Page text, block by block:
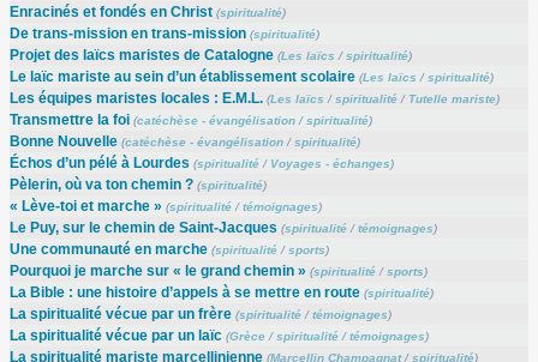
Enracinés et fondés en Christ (spiritualité)
De trans-mission en trans-mission (spiritualité)
Projet des laïcs maristes de Catalogne (Les laïcs / spiritualité)
Le laïc mariste au sein d’un établissement scolaire (Les laïcs /spiritualité)
Les équipes maristes locales : E.M.L. (Les laïcs / spiritualité/ Tutelle mariste)
Transmettre la foi (catéchèse - évangélisation/spiritualité)
Bonne Nouvelle (catéchèse - évangélisation/ spiritualité)
Échos d’un pélé à Lourdes (spiritualité/ Voyages - échanges)
Pèlerin, où va ton chemin ? (spiritualité)
« Lève-toi et marche » (spiritualité/témoignages)
Le Puy, sur le chemin de Saint-Jacques (spiritualité/témoignages)
Une communauté en marche (spiritualité/sports)
Pourquoi je marche sur « le grand chemin » (spiritualité/ sports)
La Bible : une histoire d’appels à se mettre en route (spiritualité)
La spiritualité vécue par un frère (spiritualité/témoignages)
La spiritualité vécue par un laïc (Grèce/spiritualité/témoignages)
La spiritualité mariste marcellinienne (Marcellin Champagnat/ spiritualité)